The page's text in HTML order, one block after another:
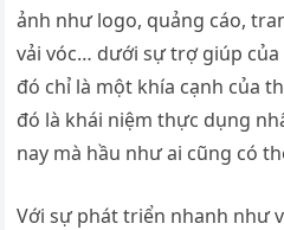
ảnh như logo, quảng cáo,
vải vóc… dưới sự trợ giúp của
đó chỉ là một khía cạnh của
đó là khái niệm thực dụng
nay mà hầu như ai cũng có
Với sự phát triển nhanh như